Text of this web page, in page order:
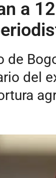
a
de
del